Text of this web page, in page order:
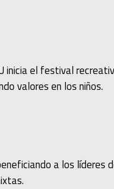
inicia el festival
valores en los niños.
a los